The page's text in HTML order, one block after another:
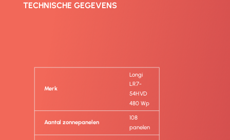
TECHNISCHE GEGEVENS
Merk
Longi
LR7-
54HVD
480 Wp
Aantal zonnepanelen
108
panelen